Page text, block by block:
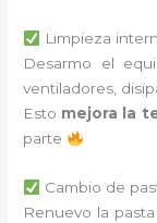
Limpieza
Desarmo el
ventiladores,
Esto mejora la
parte
Cambio de
Renuevo la